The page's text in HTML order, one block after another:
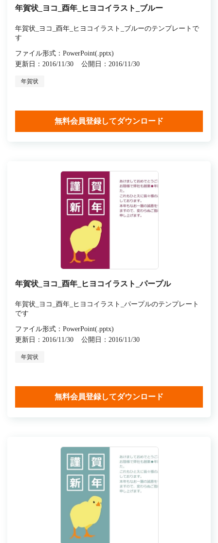
年賀状_ヨコ_酉年_ヒヨコイラスト_ブルー
年賀状_ヨコ_酉年_ヒヨコイラスト_ブルーのテンプレートで
す
ファイル形式：PowerPoint(.pptx)
更新日：2016/11/30
公開日：2016/11/30
年賀状
無料会員登録してダウンロード
年賀状_ヨコ_酉年_ヒヨコイラスト_パープル
年賀状_ヨコ_酉年_ヒヨコイラスト_パープルのテンプレート
です
ファイル形式：PowerPoint(.pptx)
更新日：2016/11/30
公開日：2016/11/30
年賀状
無料会員登録してダウンロード